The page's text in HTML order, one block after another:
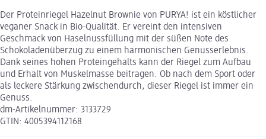
Der Proteinriegel Hazelnut Brownie von PURYA! ist ein köstlicher
veganer Snack in Bio-Qualität. Er vereint den intensiven
Geschmack von Haselnussfüllung mit der süßen Note des
Schokoladenüberzug zu einem harmonischen Genusserlebnis.
Dank seines hohen Proteingehalts kann der Riegel zum Aufbau
und Erhalt von Muskelmasse beitragen. Ob nach dem Sport oder
als leckere Stärkung zwischendurch, dieser Riegel ist immer ein
Genuss.
dm-Artikelnummer: 3133729
GTIN: 4005394112168